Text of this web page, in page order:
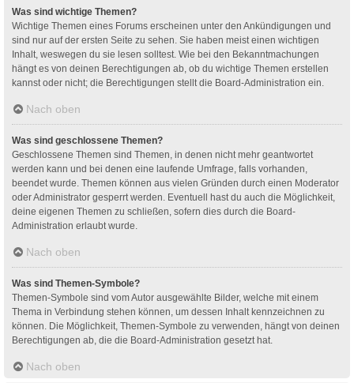
Was sind wichtige Themen?
Wichtige Themen eines Forums erscheinen unter den Ankündigungen und
sind nur auf der ersten Seite zu sehen. Sie haben meist einen wichtigen
Inhalt, weswegen du sie lesen solltest. Wie bei den Bekanntmachungen
hängt es von deinen Berechtigungen ab, ob du wichtige Themen erstellen
kannst oder nicht; die Berechtigungen stellt die Board-Administration ein.
Nach oben
Was sind geschlossene Themen?
Geschlossene Themen sind Themen, in denen nicht mehr geantwortet
werden kann und bei denen eine laufende Umfrage, falls vorhanden,
beendet wurde. Themen können aus vielen Gründen durch einen Moderator
oder Administrator gesperrt werden. Eventuell hast du auch die Möglichkeit,
deine eigenen Themen zu schließen, sofern dies durch die Board-
Administration erlaubt wurde.
Nach oben
Was sind Themen-Symbole?
Themen-Symbole sind vom Autor ausgewählte Bilder, welche mit einem
Thema in Verbindung stehen können, um dessen Inhalt kennzeichnen zu
können. Die Möglichkeit, Themen-Symbole zu verwenden, hängt von deinen
Berechtigungen ab, die die Board-Administration gesetzt hat.
Nach oben